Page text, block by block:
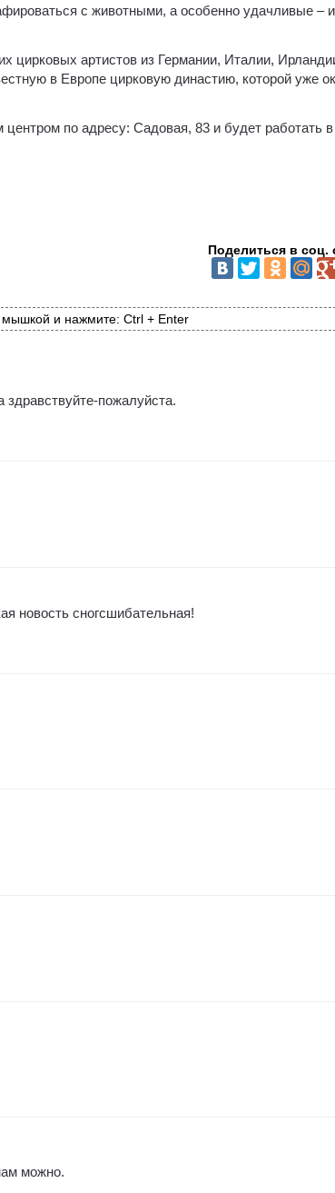
с животными, а особенно удачливые – и
артистов из Германии, Италии,
в Европе цирковую династию, которой уже
по адресу: Садовая, 83 и будет работать в
Поделиться в соц.
и нажмите: Ctrl + Enter
здравствуйте-пожалуйста.
новость сногсшибательная!
можно.